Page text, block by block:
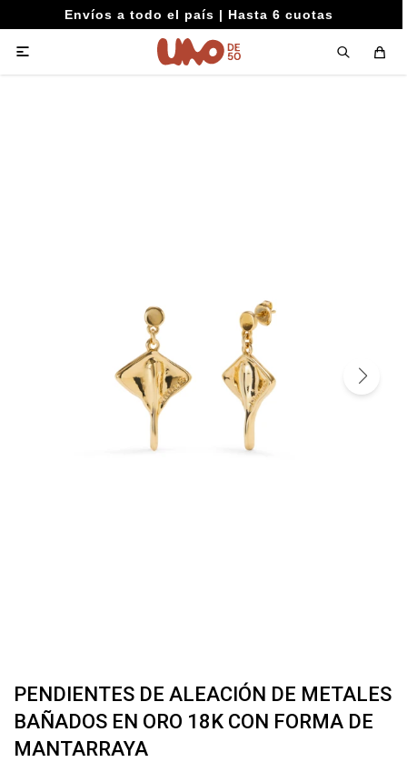
Envíos a todo el país | Hasta 6 cuotas

PENDIENTES DE ALEACIÓN DE METALES
BAÑADOS EN ORO 18K CON FORMA DE
MANTARRAYA